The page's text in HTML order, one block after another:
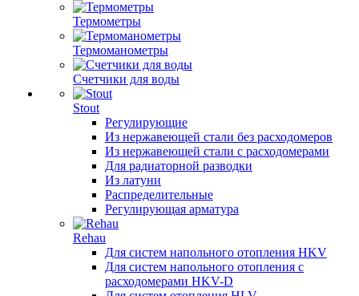
Термометры
Термоманометры
Счетчики для воды
Stout
Регулирующие
Из нержавеющей стали без расходомеров
Из нержавеющей стали с расходомерами
Для радиаторной разводки
Из латуни
Распределительные
Регулирующая арматура
Rehau
Для систем напольного отопления HKV
Для систем напольного отопления с
расходомерами HKV-D